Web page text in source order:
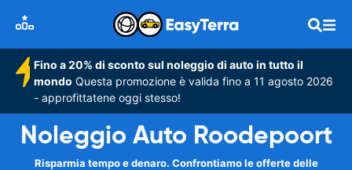
Fino a 20% di sconto sul noleggio di auto in tutto il
mondo Questa promozione è valida fino a 11 agosto 2026
- approfittatene oggi stesso!
Noleggio Auto Roodepoort
Risparmia tempo e denaro. Confrontiamo le offerte delle